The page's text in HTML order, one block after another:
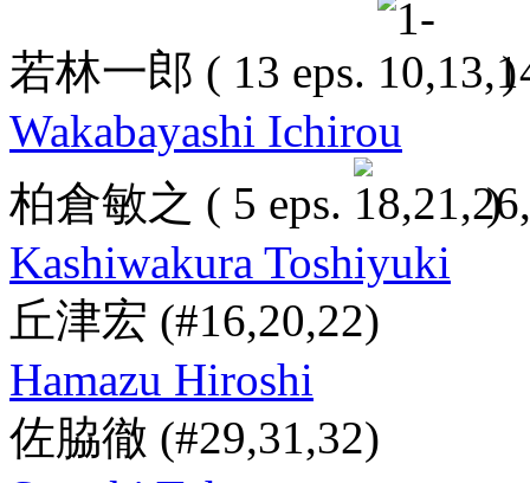
若林一郎 ( 13 eps.
)
Wakabayashi Ichirou
柏倉敏之 ( 5 eps.
)
Kashiwakura Toshiyuki
丘津宏 (#16,20,22)
Hamazu Hiroshi
佐脇徹 (#29,31,32)